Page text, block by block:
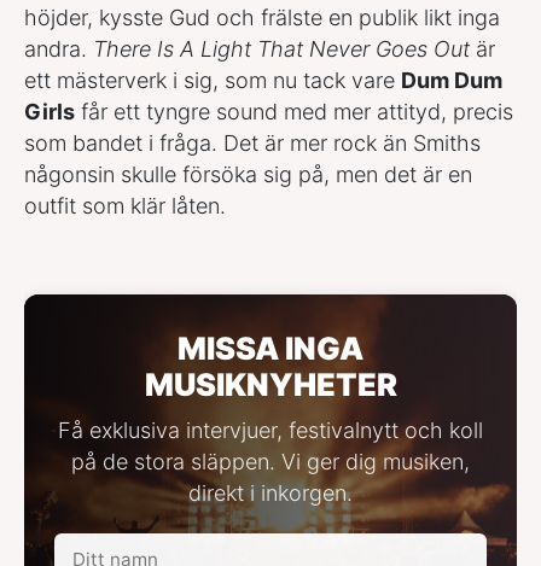
höjder, kysste Gud och frälste en publik likt inga
andra. There Is A Light That Never Goes Out är
ett mästerverk i sig, som nu tack vare Dum Dum
Girls får ett tyngre sound med mer attityd, precis
som bandet i fråga. Det är mer rock än Smiths
någonsin skulle försöka sig på, men det är en
outfit som klär låten.
MISSA INGA
MUSIKNYHETER
Få exklusiva intervjuer, festivalnytt och koll
på de stora släppen. Vi ger dig musiken,
direkt i inkorgen.